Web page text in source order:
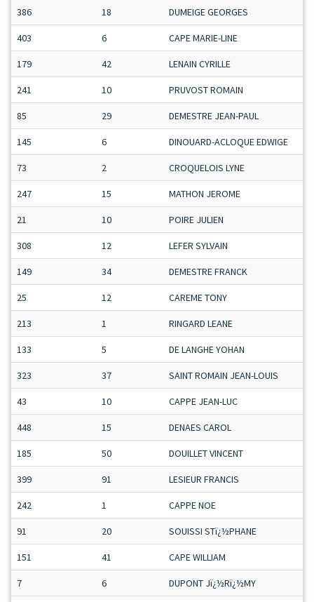
386 18 DUMEIGE GEORGES
403 6 CAPE MARIE-LINE
179 42 LENAIN CYRILLE
241 10 PRUVOST ROMAIN
85 29 DEMESTRE JEAN-PAUL
145 6 DINOUARD-ACLOQUE EDWIGE
73 2 CROQUELOIS LYNE
247 15 MATHON JEROME
21 10 POIRE JULIEN
308 12 LEFER SYLVAIN
149 34 DEMESTRE FRANCK
25 12 CAREME TONY
213 1 RINGARD LEANE
133 5 DE LANGHE YOHAN
323 37 SAINT ROMAIN JEAN-LOUIS
43 10 CAPPE JEAN-LUC
448 15 DENAES CAROL
185 50 DOUILLET VINCENT
399 91 LESIEUR FRANCIS
242 1 CAPPE NOE
91 20 SOUISSI STï¿½PHANE
151 41 CAPE WILLIAM
7 6 DUPONT Jï¿½Rï¿½MY